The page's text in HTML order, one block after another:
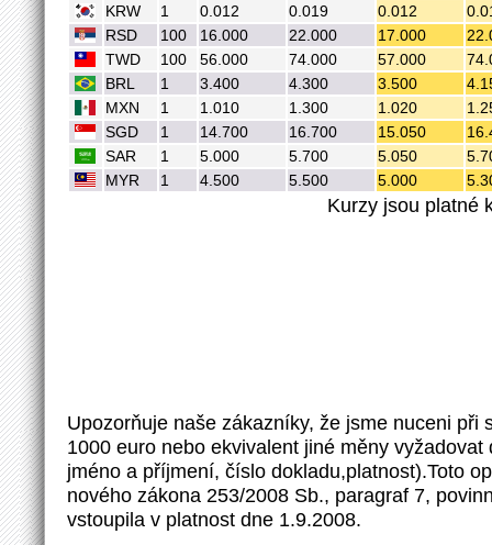
KRW
1 0.012 0.019 0.012
RSD
100 16.000 22.000 17.000
TWD
100 56.000 74.000 57.000
BRL
1 3.400 4.300 3.500
MXN
1 1.010 1.300 1.020
SGD
1 14.700 16.700 15.050
SAR
1 5.000 5.700 5.050
MYR
1 4.500 5.500 5.000
Kurzy jsou platné
Upozorňuje naše zákazníky, že jsme nuceni při
1000 euro nebo ekvivalent jiné měny vyžadovat
jméno a příjmení, číslo dokladu,platnost).Toto
nového zákona 253/2008 Sb., paragraf 7,
vstoupila v platnost dne 1.9.2008.